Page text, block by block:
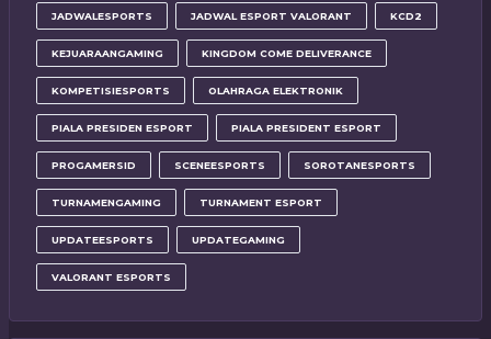
JADWALESPORTS JADWAL ESPORT VALORANT KCD2
KEJUARAANGAMING KINGDOM COME DELIVERANCE
KOMPETISIESPORTS OLAHRAGA ELEKTRONIK
PIALA PRESIDEN ESPORT PIALA PRESIDENT ESPORT
PROGAMERSID SCENEESPORTS SOROTANESPORTS
TURNAMENGAMING TURNAMENT ESPORT
UPDATEESPORTS UPDATEGAMING
VALORANT ESPORTS